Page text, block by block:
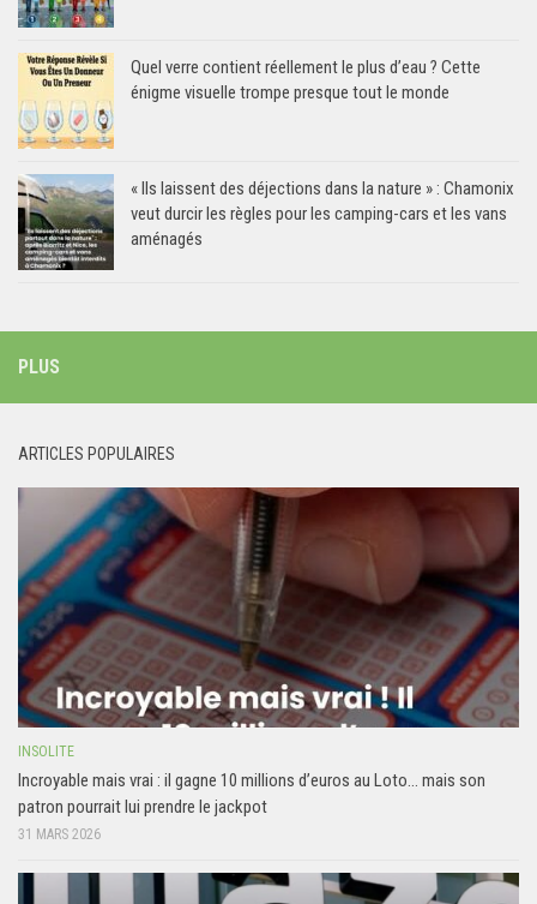
Quel verre contient réellement le plus d’eau ? Cette
énigme visuelle trompe presque tout le monde
« Ils laissent des déjections dans la nature » : Chamonix
veut durcir les règles pour les camping-cars et les vans
aménagés
PLUS
ARTICLES POPULAIRES
INSOLITE
Incroyable mais vrai : il gagne 10 millions d’euros au Loto… mais son
patron pourrait lui prendre le jackpot
31 MARS 2026